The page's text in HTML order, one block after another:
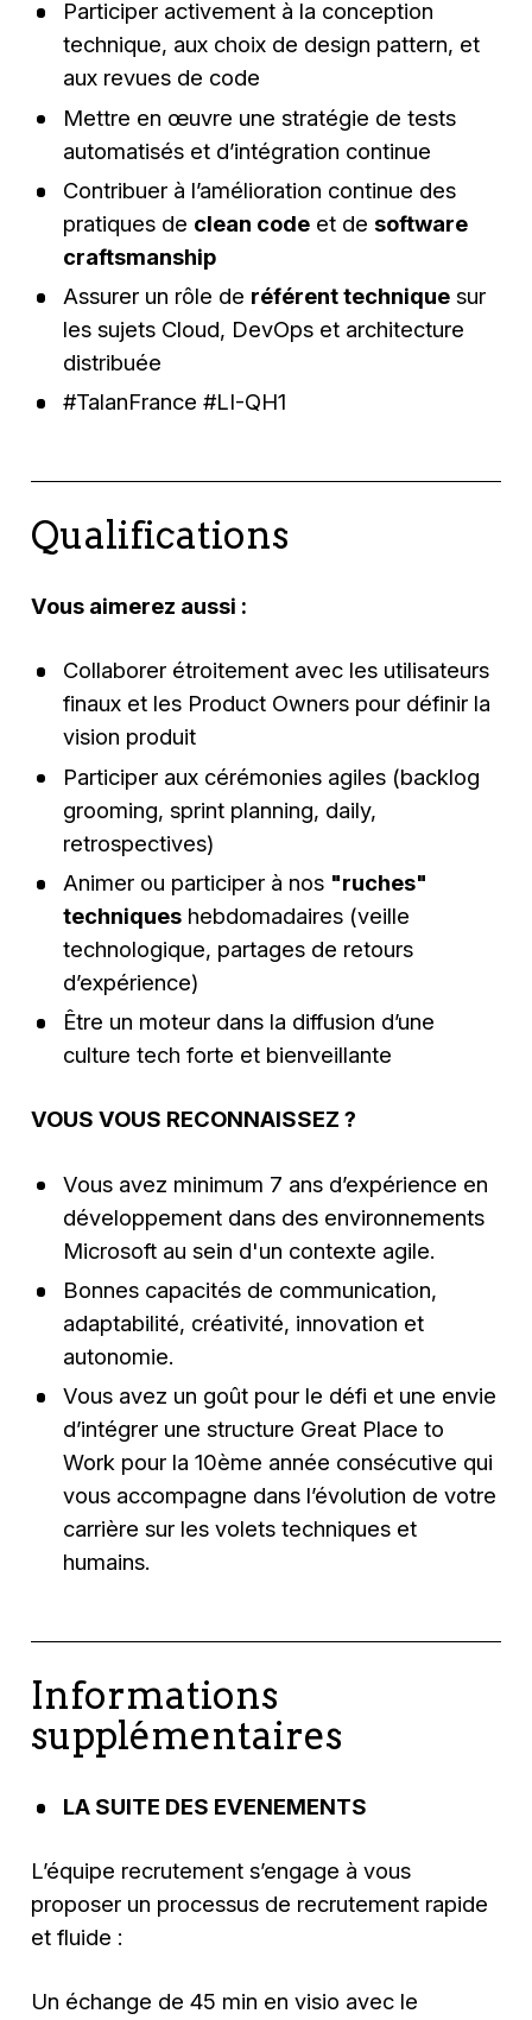
Participer activement à la conception
technique, aux choix de design pattern, et
aux revues de code
Mettre en œuvre une stratégie de tests
automatisés et d’intégration continue
Contribuer à l’amélioration continue des
pratiques de clean codeet de software
craftsmanship
Assurer un rôle de référent techniquesur
les sujets Cloud, DevOps et architecture
distribuée
#TalanFrance #LI-QH1
Qualifications
Vous aimerez aussi :
Collaborer étroitement avec les utilisateurs
finaux et les Product Owners pour définir la
vision produit
Participer aux cérémonies agiles (backlog
grooming, sprint planning, daily,
retrospectives)
Animer ou participer à nos "ruches"
techniqueshebdomadaires (veille
technologique, partages de retours
d’expérience)
Être un moteur dans la diffusion d’une
culture tech forte et bienveillante
VOUS VOUS RECONNAISSEZ ?
Vous avez minimum 7 ans d’expérience en
développement dans des environnements
Microsoft au sein d'un contexte agile.
Bonnes capacités de communication,
adaptabilité, créativité, innovation et
autonomie.
Vous avez un goût pour le défi et une envie
d’intégrer une structure Great Place to
Work pour la 10ème année consécutive qui
vous accompagne dans l’évolution de votre
carrière sur les volets techniques et
humains.
Informations
supplémentaires
LA SUITE DES EVENEMENTS
L’équipe recrutement s’engage à vous
proposer un processus de recrutement rapide
et fluide :
Un échange de 45 min en visio avec le